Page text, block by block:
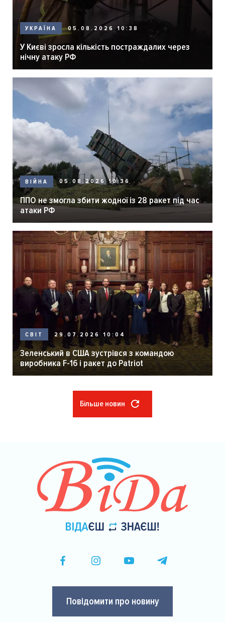
УКРАЇНА 05.08.2026 10:38
У Києві зросла кількість постраждалих через
нічну атаку РФ
ВІЙНА 05.08.2026 10:36
ППО не змогла збити жодної із 28 ракет під час
атаки РФ
СВІТ 29.07.2026 10:04
Зеленський в США зустрівся з командою
виробника F-16 і ракет до Patriot
Більше новин
Повідомити про новину